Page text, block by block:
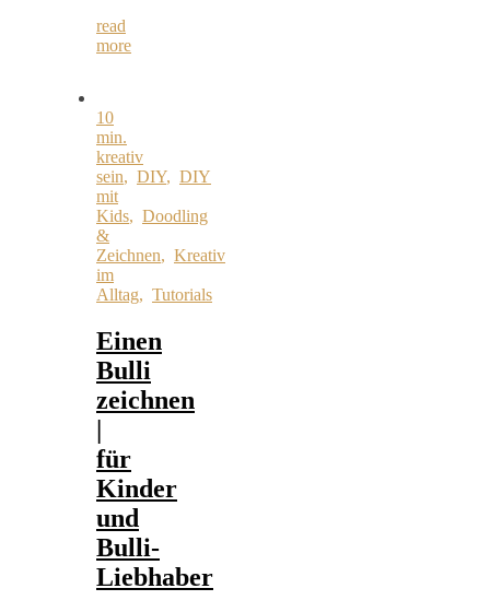
read
more
10
min.
kreativ
sein, DIY, DIY
mit
Kids, Doodling
&
Zeichnen, Kreativ
im
Alltag, Tutorials
Einen
Bulli
zeichnen
|
für
Kinder
und
Bulli-
Liebhaber